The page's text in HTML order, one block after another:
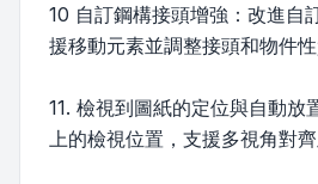
10 自訂鋼構接頭增強：改進自
援移動元素並調整接頭和物件性
11. 檢視到圖紙的定位與自動放
上的檢視位置，支援多視角對齊